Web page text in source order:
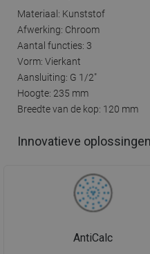
Materiaal: Kunststof
Afwerking: Chroom
Aantal functies: 3
Vorm: Vierkant
Aansluiting: G 1/2"
Hoogte: 235 mm
Breedte van de kop: 120 mm
Innovatieve
AntiCalc